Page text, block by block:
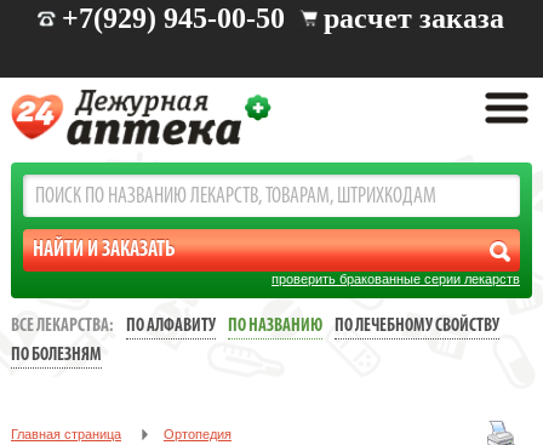
+7(929) 945-00-50 расчет заказа
проверить бракованные серии лекарств
ВСЕ ЛЕКАРСТВА: ПО АЛФАВИТУ ПО НАЗВАНИЮ
ПО ЛЕЧЕБНОМУ СВОЙСТВУ
ПО БОЛЕЗНЯМ
Главная страница Ортопедия